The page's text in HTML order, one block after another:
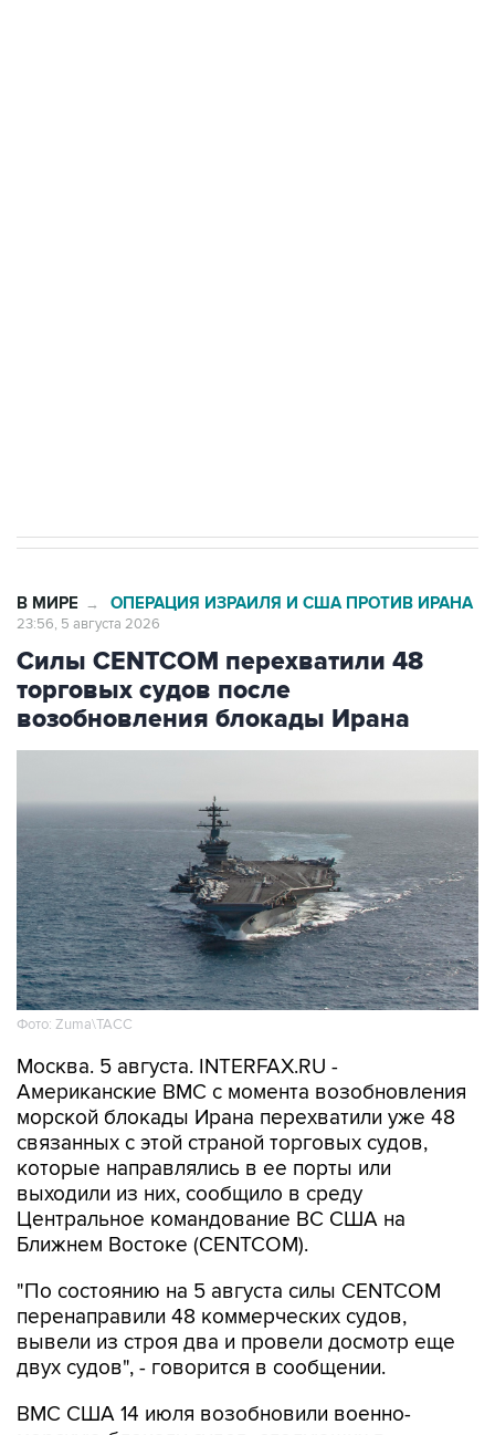
В МИРЕ → ОПЕРАЦИЯ ИЗРАИЛЯ И США ПРОТИВ ИРАНА
23:56, 5 августа 2026
Силы CENTCOM перехватили 48
торговых судов после
возобновления блокады Ирана
Фото: Zuma\ТАСС
Москва. 5 августа. INTERFAX.RU -
Американские ВМС с момента возобновления
морской блокады Ирана перехватили уже 48
связанных с этой страной торговых судов,
которые направлялись в ее порты или
выходили из них, сообщило в среду
Центральное командование ВС США на
Ближнем Востоке (CENTCOM).
"По состоянию на 5 августа силы CENTCOM
перенаправили 48 коммерческих судов,
вывели из строя два и провели досмотр еще
двух судов", - говорится в сообщении.
ВМС США 14 июля возобновили военно-